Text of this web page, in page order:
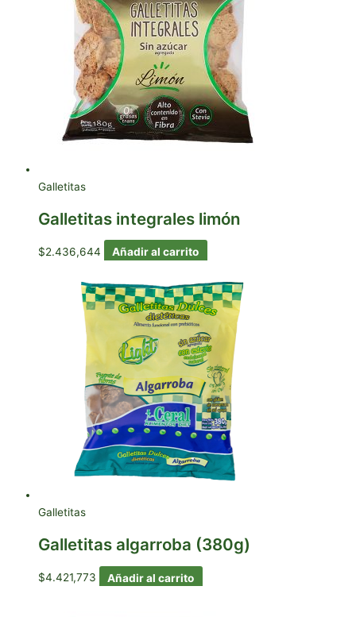
Galletitas
Galletitas integrales limón
$2.436,644 Añadir al carrito
Galletitas
Galletitas algarroba (380g)
$4.421,773 Añadir al carrito